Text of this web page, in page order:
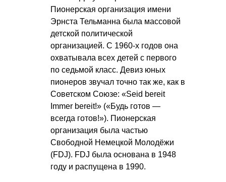
Пионерская организация имени
Эрнста Тельманна была массовой
детской политической
организацией. С 1960-х годов она
охватывала всех детей с первого
по седьмой класс. Девиз юных
пионеров звучал точно так же, как в
Советском Союзе: «Seid bereit
Immer bereit!» («Будь готов —
всегда готов!»). Пионерская
организация была частью
Свободной Немецкой Молодёжи
(FDJ). FDJ была основана в 1948
году и распущена в 1990.